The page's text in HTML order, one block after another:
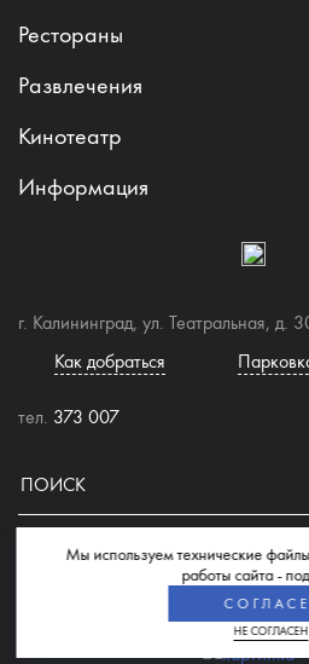
Рестораны
Развлечения
Кинотеатр
Информация
г. Калининград, ул. Театральная, д.
Как добраться
тел. 373 007
© 2026 Торгово-развлекательный
Мы используем технические
работы сайта -
НЕ СОГЛАСЕН